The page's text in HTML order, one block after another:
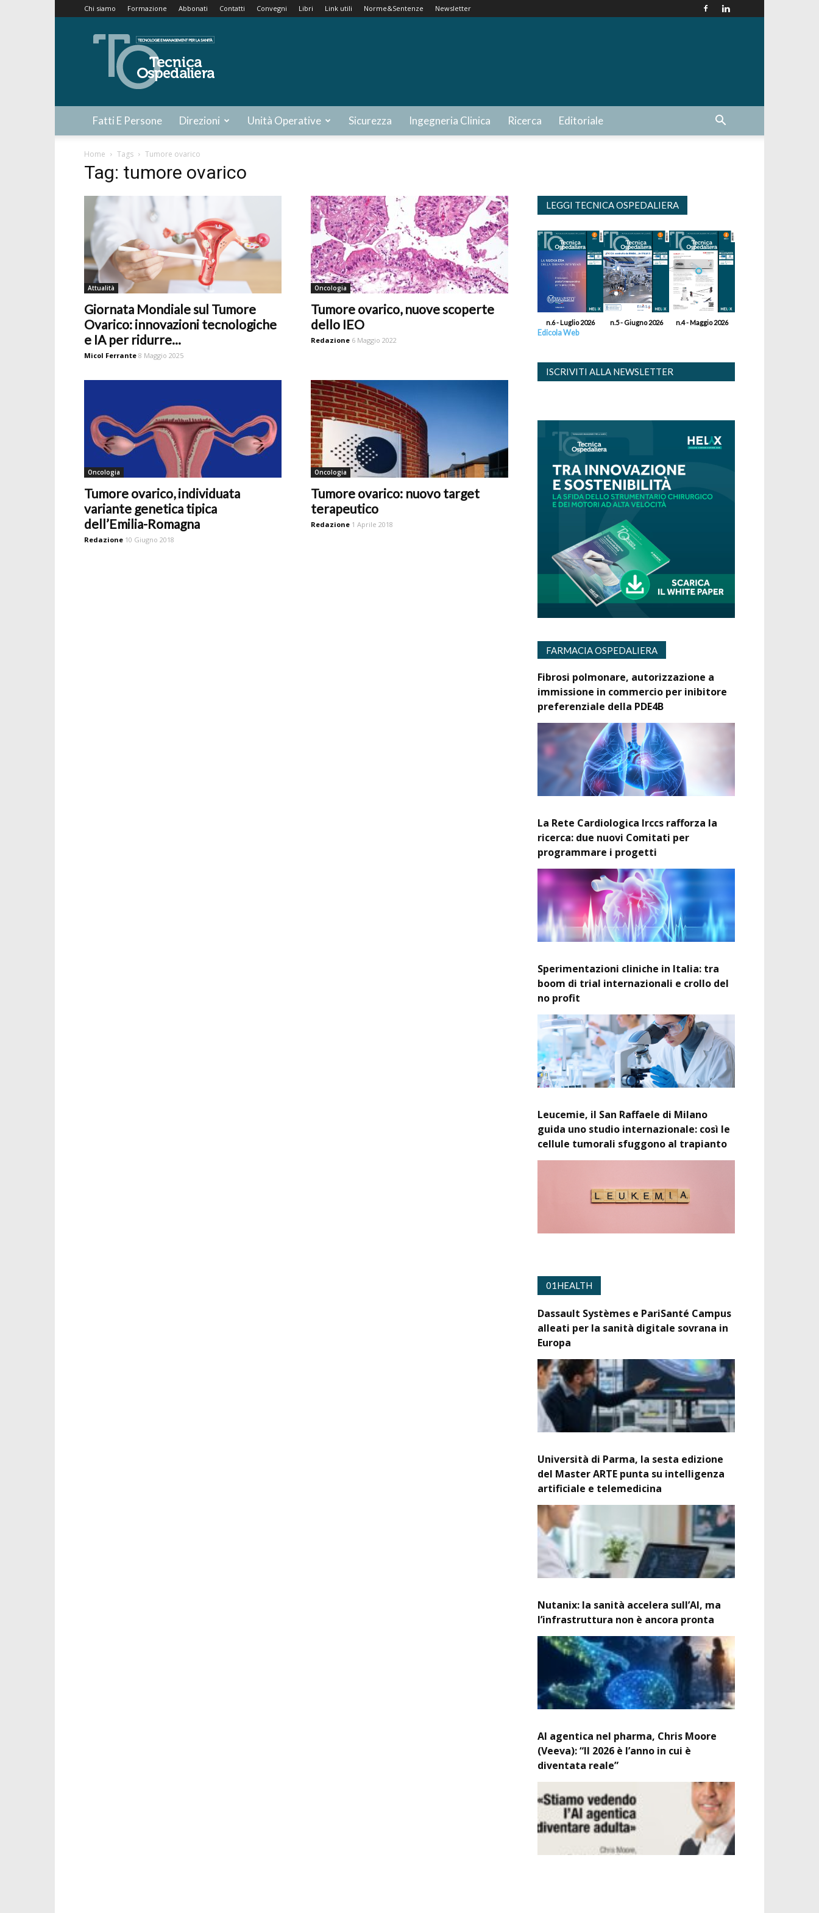
Chi siamo Formazione Abbonati Contatti Convegni Libri Link utili Norme&Sentenze Newsletter
Tecnica
Ospedaliera
Fatti E Persone Direzioni Unità Operative Sicurezza Ingegneria Clinica Ricerca Editoriale
Home Tags Tumore ovarico
Tag: tumore ovarico
Attualità
Giornata Mondiale sul Tumore
Ovarico: innovazioni tecnologiche
e IA per ridurre...
Micol Ferrante 8 Maggio 2025
Oncologia
Tumore ovarico, nuove scoperte
dello IEO
Redazione 6 Maggio 2022
Oncologia
Tumore ovarico, individuata
variante genetica tipica
dell’Emilia-Romagna
Redazione 10 Giugno 2018
Oncologia
Tumore ovarico: nuovo target
terapeutico
Redazione 1 Aprile 2018
LEGGI TECNICA OSPEDALIERA
n.6 - Luglio 2026 n.5 - Giugno 2026 n.4 - Maggio 2026
Edicola Web
ISCRIVITI ALLA NEWSLETTER
FARMACIA OSPEDALIERA
Fibrosi polmonare, autorizzazione a
immissione in commercio per inibitore
preferenziale della PDE4B
La Rete Cardiologica Irccs rafforza la
ricerca: due nuovi Comitati per
programmare i progetti
Sperimentazioni cliniche in Italia: tra
boom di trial internazionali e crollo del
no profit
Leucemie, il San Raffaele di Milano
guida uno studio internazionale: così le
cellule tumorali sfuggono al trapianto
01HEALTH
Dassault Systèmes e PariSanté Campus
alleati per la sanità digitale sovrana in
Europa
Università di Parma, la sesta edizione
del Master ARTE punta su intelligenza
artificiale e telemedicina
Nutanix: la sanità accelera sull’AI, ma
l’infrastruttura non è ancora pronta
AI agentica nel pharma, Chris Moore
(Veeva): “Il 2026 è l’anno in cui è
diventata reale”